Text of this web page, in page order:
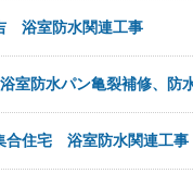
浴室防水関連工事
室防水パン亀裂補修、防
住宅 浴室防水関連工事